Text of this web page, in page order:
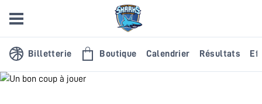
Billetterie Boutique Calendrier Résultats